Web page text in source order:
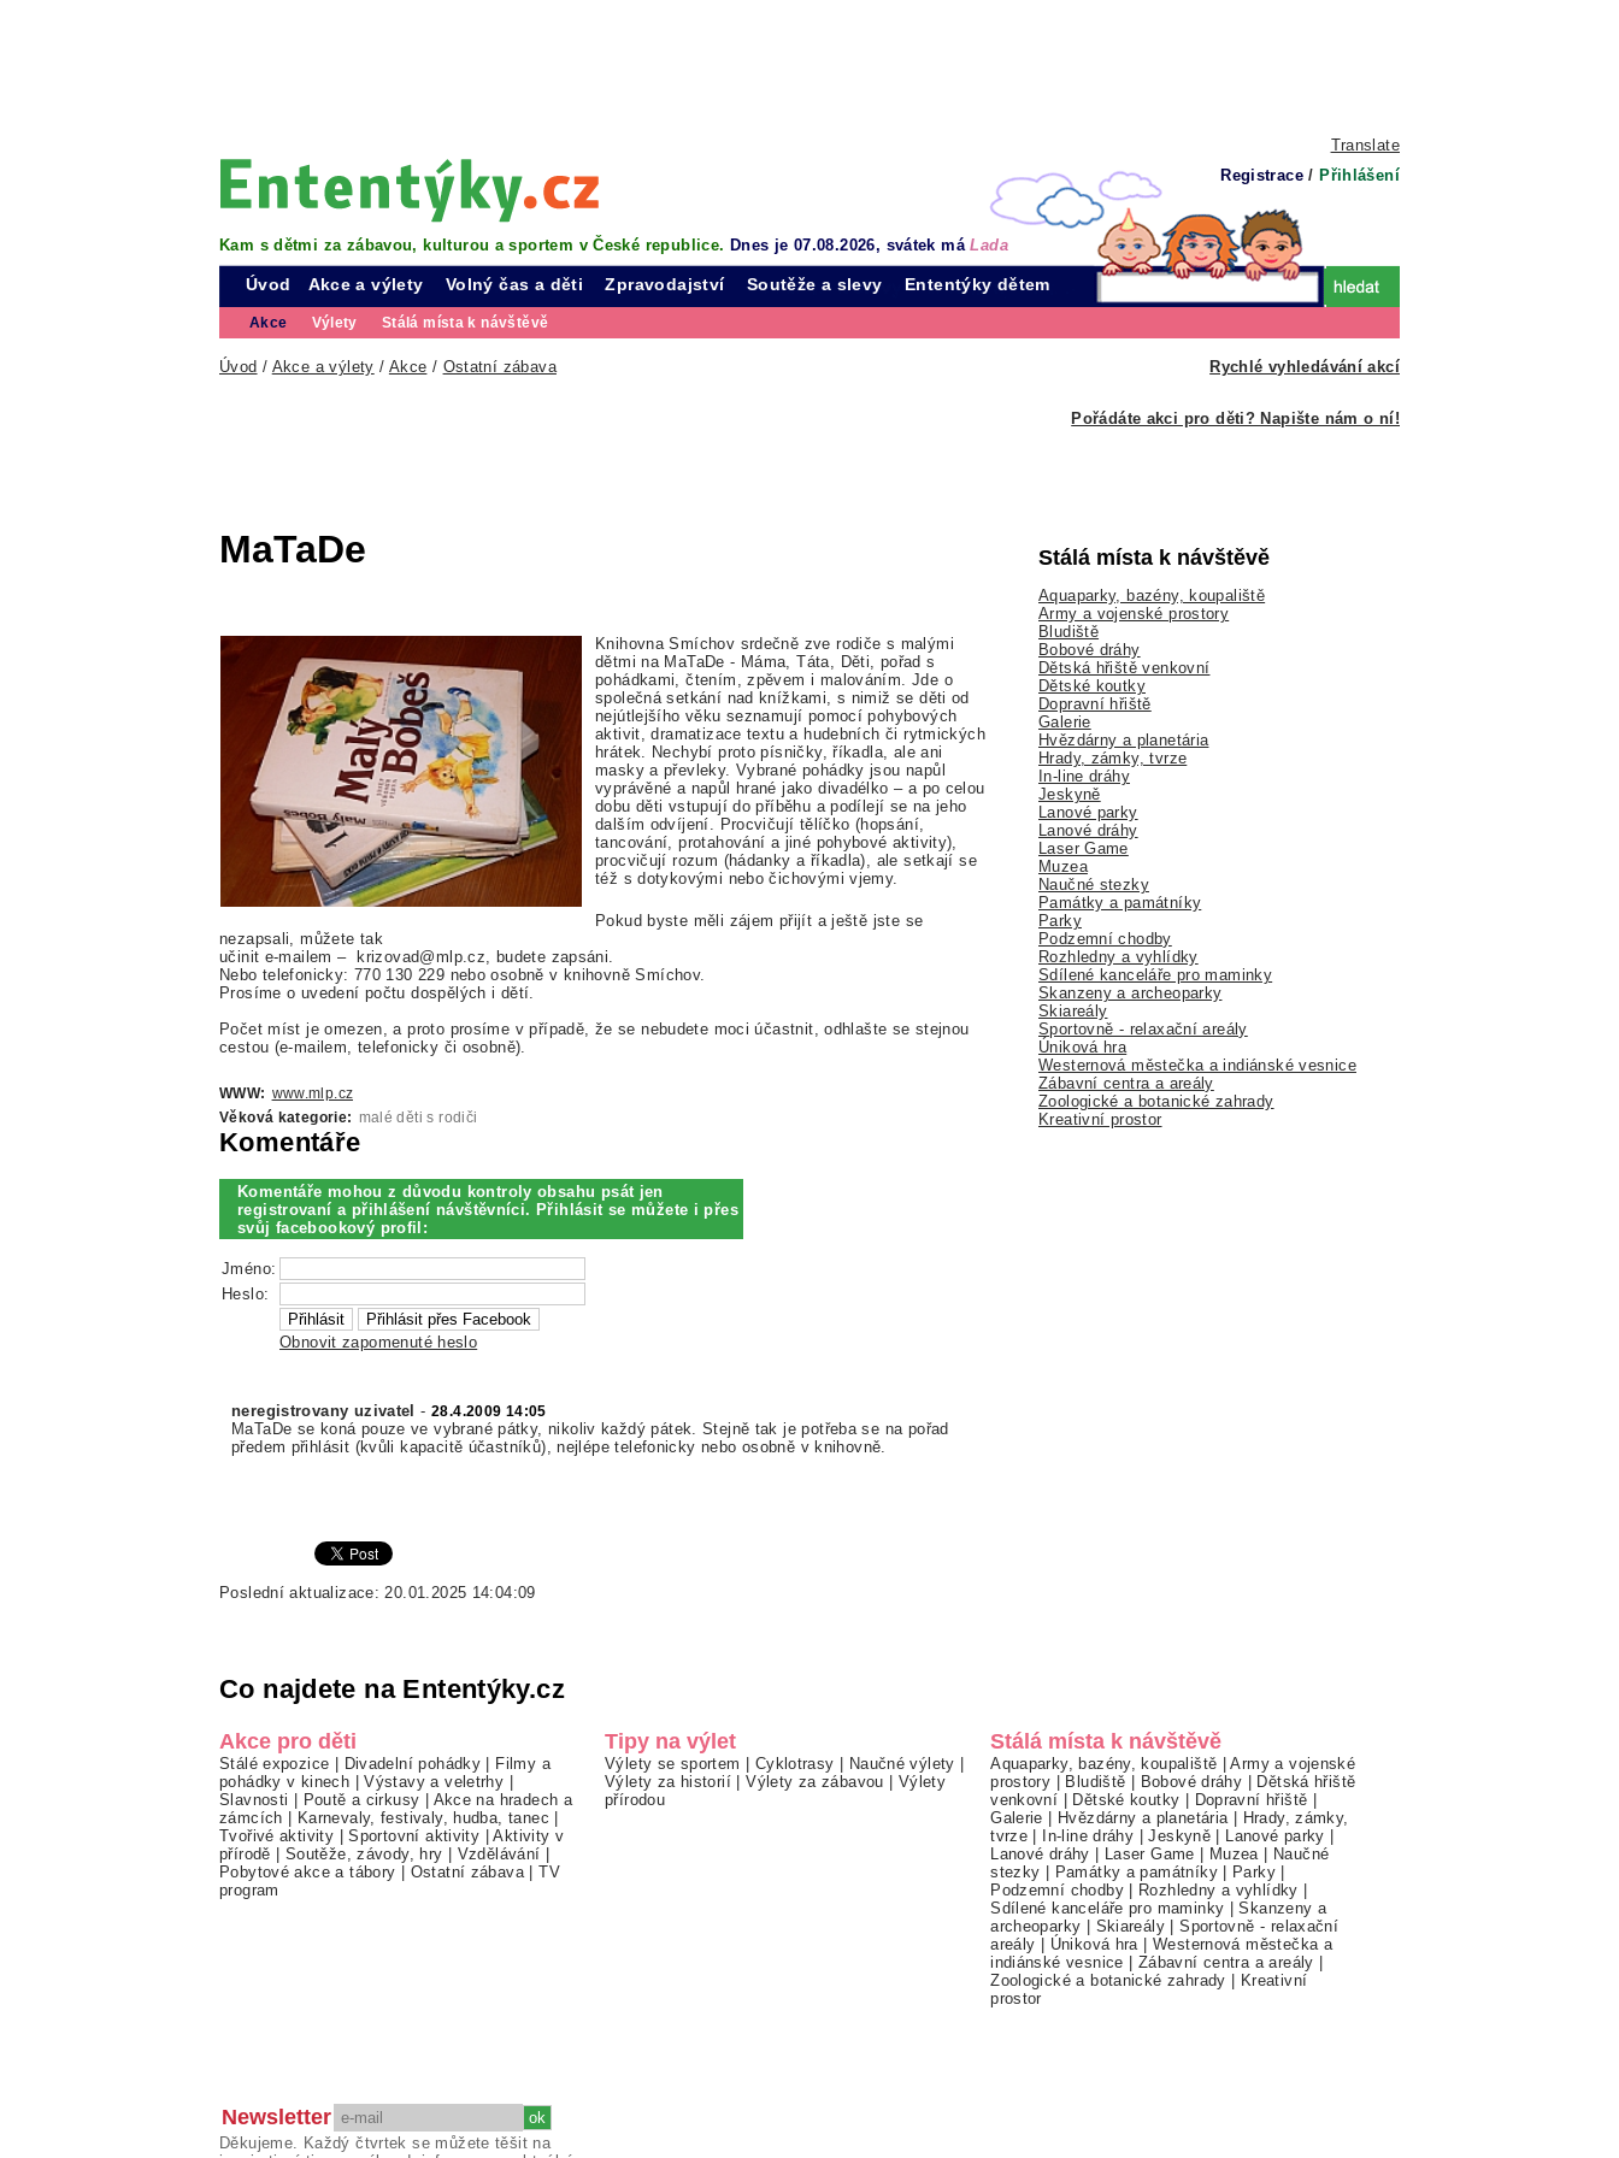
Translate
Registrace / Přihlášení
Kam s dětmi za zábavou, kulturou a sportem v České republice. Dnes je 07.08.2026, svátek máLada
Úvod Akce a výlety
Akce Výlety Stálá místa k návštěvě
Volný čas a děti Zpravodajství Soutěže a slevy Ententýky dětem
Rychlé vyhledávání akcí
Úvod / Akce a výlety / Akce / Ostatní zábava
Pořádáte akci pro děti? Napište nám o ní!
MaTaDe
Knihovna Smíchov srdečně zve rodiče s malými
dětmi na MaTaDe - Máma, Táta, Děti, pořad s
pohádkami, čtením, zpěvem i malováním. Jde o
společná setkání nad knížkami, s nimiž se děti od
nejútlejšího věku seznamují pomocí pohybových
aktivit, dramatizace textu a hudebních či rytmických
hrátek. Nechybí proto písničky, říkadla, ale ani
masky a převleky. Vybrané pohádky jsou napůl
vyprávěné a napůl hrané jako divadélko – a po celou
dobu děti vstupují do příběhu a podílejí se na jeho
dalším odvíjení. Procvičují tělíčko (hopsání,
tancování, protahování a jiné pohybové aktivity),
procvičují rozum (hádanky a říkadla), ale setkají se
též s dotykovými nebo čichovými vjemy.
Pokud byste měli zájem přijít a ještě jste se
nezapsali, můžete tak
učinit e-mailem – krizovad@mlp.cz, budete zapsáni.
Nebo telefonicky: 770 130 229 nebo osobně v knihovně Smíchov.
Prosíme o uvedení počtu dospělých i dětí.
Počet míst je omezen, a proto prosíme v případě, že se nebudete moci účastnit, odhlašte se stejnou
cestou (e-mailem, telefonicky či osobně).
WWW: www.mlp.cz
Věková kategorie: malé děti s rodiči
Komentáře
Komentáře mohou z důvodu kontroly obsahu psát jen
registrovaní a přihlášení návštěvníci. Přihlásit se můžete i přes
svůj facebookový profil:
Jméno:
Heslo:
Obnovit zapomenuté heslo
neregistrovany uzivatel- 28.4.2009 14:05
MaTaDe se koná pouze ve vybrané pátky, nikoliv každý pátek. Stejně tak je potřeba se na pořad
předem přihlásit (kvůli kapacitě účastníků), nejlépe telefonicky nebo osobně v knihovně.
Poslední aktualizace: 20.01.2025 14:04:09
Stálá místa k návštěvě
Aquaparky, bazény, koupaliště
Army a vojenské prostory
Bludiště
Bobové dráhy
Dětská hřiště venkovní
Dětské koutky
Dopravní hřiště
Galerie
Hvězdárny a planetária
Hrady, zámky, tvrze
In-line dráhy
Jeskyně
Lanové parky
Lanové dráhy
Laser Game
Muzea
Naučné stezky
Památky a památníky
Parky
Podzemní chodby
Rozhledny a vyhlídky
Sdílené kanceláře pro maminky
Skanzeny a archeoparky
Skiareály
Sportovně - relaxační areály
Úniková hra
Westernová městečka a indiánské vesnice
Zábavní centra a areály
Zoologické a botanické zahrady
Kreativní prostor
Co najdete na Ententýky.cz
Akce pro děti
Stálé expozice Divadelní pohádky
Filmy a
pohádky v kinech |Výstavy a veletrhy
Slavnosti
Poutě a cirkusy
Akce na hradech a
zámcích
Karnevaly, festivaly, hudba, tanec
Tvořivé aktivity |Sportovní aktivity |Aktivity v
přírodě
Soutěže, závody, hry Vzdělávání
Pobytové akce a tábory
Ostatní zábava |TV
program
Tipy na výlet
Výlety se sportem Cyklotrasy Naučné výlety
Výlety za historií |Výlety za zábavou
Výlety
přírodou
Stálá místa k návštěvě
Aquaparky, bazény, koupaliště |Army a vojenské
prostory
Bludiště Bobové dráhy
Dětská hřiště
venkovní
Dětské koutky Dopravní hřiště
Galerie
Hvězdárny a planetária
Hrady, zámky,
tvrze
In-line dráhy |Jeskyně Lanové parky
Lanové dráhy
Laser Game Muzea
Naučné
stezky
Památky a památníky| Parky
Podzemní chodby| Rozhledny a vyhlídky
Sdílené kanceláře pro maminky |Skanzeny a
archeoparky
Skiareály |Sportovně - relaxační
areály
Úniková hra |Westernová městečka a
indiánské vesnice
Zábavní centra a areály
Zoologické a botanické zahrady
Kreativní
prostor
Newsletter
Děkujeme. Každý čtvrtek se můžete těšit na